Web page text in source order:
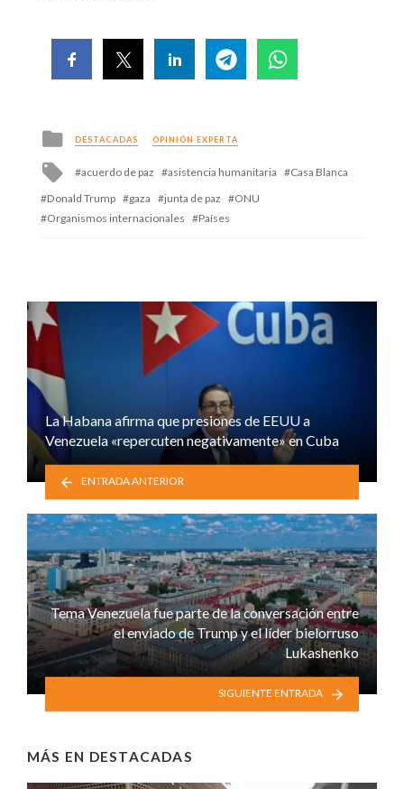
Posted
in
DESTACADAS OPINIÓN EXPERTA
Tagged
acuerdo de paz asistencia humanitaria
Casa Blanca
Donald Trump
gaza junta de paz
ONU
Organismos internacionales
Países
La Habana afirma que presiones de EEUU a
Venezuela «repercuten negativamente» en Cuba
ENTRADA ANTERIOR
Tema Venezuela fue parte de la conversación entre
el enviado de Trump y el líder bielorruso
Lukashenko
SIGUIENTE ENTRADA
MÁS EN DESTACADAS